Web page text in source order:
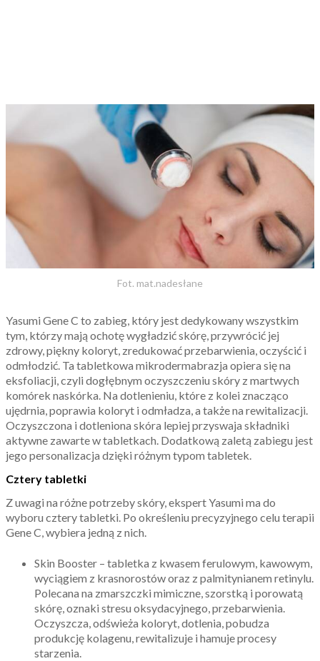
Fot. mat.nadesłane
Yasumi Gene C to zabieg, który jest dedykowany wszystkim
tym, którzy mają ochotę wygładzić skórę, przywrócić jej
zdrowy, piękny koloryt, zredukować przebarwienia, oczyścić i
odmłodzić. Ta tabletkowa mikrodermabrazja opiera się na
eksfoliacji, czyli dogłębnym oczyszczeniu skóry z martwych
komórek naskórka. Na dotlenieniu, które z kolei znacząco
ujędrnia, poprawia koloryt i odmładza, a także na rewitalizacji.
Oczyszczona i dotleniona skóra lepiej przyswaja składniki
aktywne zawarte w tabletkach. Dodatkową zaletą zabiegu jest
jego personalizacja dzięki różnym typom tabletek.
Cztery tabletki
Z uwagi na różne potrzeby skóry, ekspert Yasumi ma do
wyboru cztery tabletki. Po określeniu precyzyjnego celu terapii
Gene C, wybiera jedną z nich.
Skin Booster – tabletka z kwasem ferulowym, kawowym,
wyciągiem z krasnorostów oraz z palmitynianem retinylu.
Polecana na zmarszczki mimiczne, szorstką i porowatą
skórę, oznaki stresu oksydacyjnego, przebarwienia.
Oczyszcza, odświeża koloryt, dotlenia, pobudza
produkcję kolagenu, rewitalizuje i hamuje procesy
starzenia.